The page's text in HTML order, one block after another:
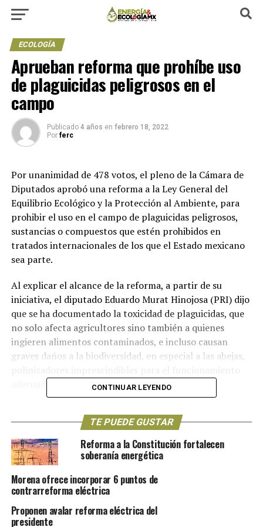
ECOLOGÍA
Aprueban reforma que prohíbe uso
de plaguicidas peligrosos en el
campo
Publicado 4 años en febrero 18, 2022
Por ferc
Por unanimidad de 478 votos, el pleno de la Cámara de
Diputados aprobó una reforma a la Ley General del
Equilibrio Ecológico y la Protección al Ambiente, para
prohibir el uso en el campo de plaguicidas peligrosos,
sustancias o compuestos que estén prohibidos en
tratados internacionales de los que el Estado mexicano
sea parte.
Al explicar el alcance de la reforma, a partir de su
iniciativa, el diputado Eduardo Murat Hinojosa (PRI) dijo
que se ha documentado la toxicidad de plaguicidas, que
no solo afecta agricultores sino también a quienes
ingieren alimentos contaminados, e incluso causan
graves daños a la biodiversidad, en especial a las abejas,
adecuado de los ecosistemas.
de más de 180 plaguicidas altamente peligrosos con
registros sanitarios vigentes, de los cuales, una tercera
parte pueden generar graves daños a la salud humana, y
140 de estos ingredientes activos están prohibidos en
otros países. Esto no puede continuar así”, expresó el
legislador.
Previo a la votación de la reforma, que se turnó al
CONTINUAR LEYENDO
TE PUEDE GUSTAR
Reforma a la Constitución fortalecen
soberanía energética
Morena ofrece incorporar 6 puntos de
contrarreforma eléctrica
Proponen avalar reforma eléctrica del
presidente